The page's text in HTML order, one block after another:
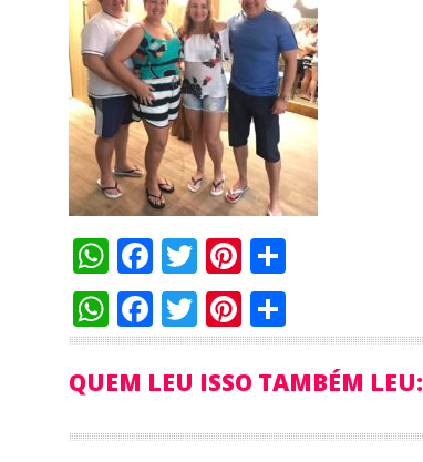
WhatsApp
Facebook
TwitterPinterest
WhatsApp
Facebook
TwitterPinterest
QUEM LEU ISSO TAMBÉM LEU: